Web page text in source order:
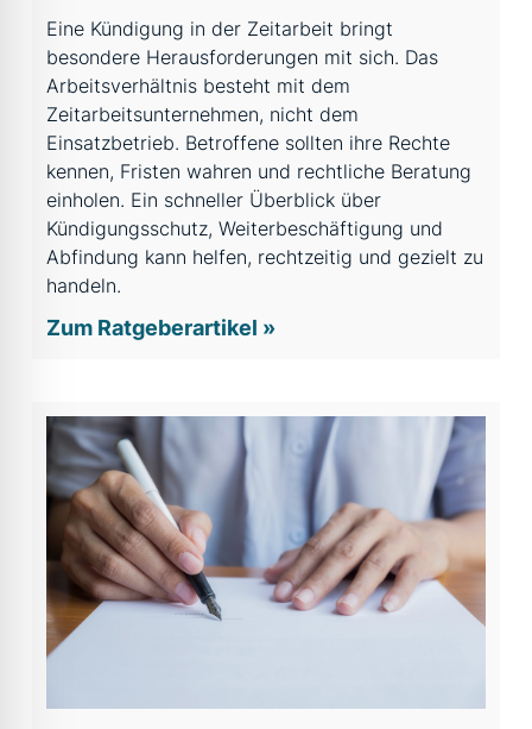
Eine Kündigung in der Zeitarbeit bringt
besondere Herausforderungen mit sich. Das
Arbeitsverhältnis besteht mit dem
Zeitarbeitsunternehmen, nicht dem
Einsatzbetrieb. Betroffene sollten ihre Rechte
kennen, Fristen wahren und rechtliche Beratung
einholen. Ein schneller Überblick über
Kündigungsschutz, Weiterbeschäftigung und
Abfindung kann helfen, rechtzeitig und gezielt zu
handeln.
Zum Ratgeberartikel »